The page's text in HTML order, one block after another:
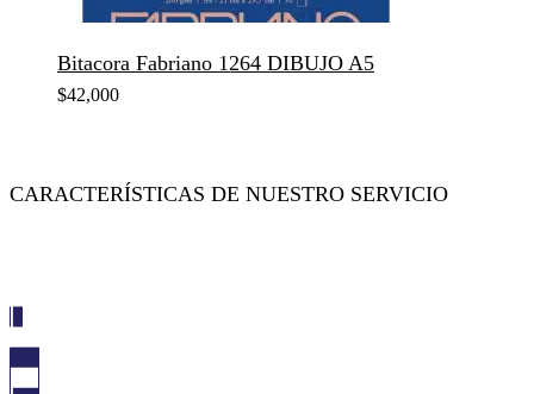
Bitacora Fabriano 1264 DIBUJO A5
$42,000
CARACTERÍSTICAS DE NUESTRO SERVICIO